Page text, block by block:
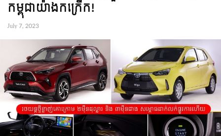
កម្ពុជាយ៉ាងកក្រើក!
July 7, 2023